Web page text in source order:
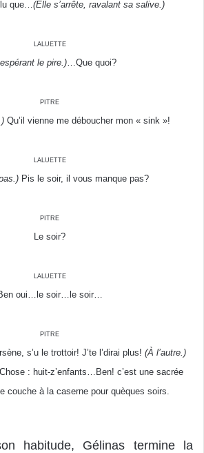
que… (Elle s’arrête, ravalant sa salive.)
laluette
le pire.)…Que quoi?
pitre
Qu’il vienne me déboucher mon « sink »!
laluette
Pis le soir, il vous manque pas?
pitre
Le soir?
laluette
oui…le soir…le soir…
pitre
s’u le trottoir! J’te l’dirai plus! (À l’autre.)
: huit-z’enfants…Ben! c’est une sacrée
couche à la caserne pour quèques soirs.
habitude, Gélinas termine la